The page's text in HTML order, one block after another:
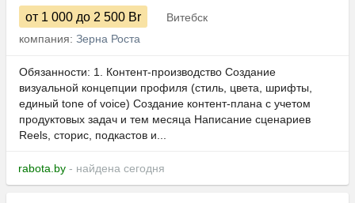
от 1 000 до 2 500 Br
Витебск
компания: Зерна Роста
Обязанности: 1. Контент-производство Создание
визуальной концепции профиля (стиль, цвета, шрифты,
единый tone of voice) Создание контент-плана с учетом
продуктовых задач и тем месяца Написание сценариев
Reels, сторис, подкастов и...
rabota.by - найдена сегодня